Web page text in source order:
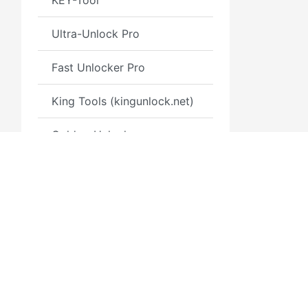
Ultra-Unlock Pro
Fast Unlocker Pro
King Tools (kingunlock.net)
Golden-Unlocker